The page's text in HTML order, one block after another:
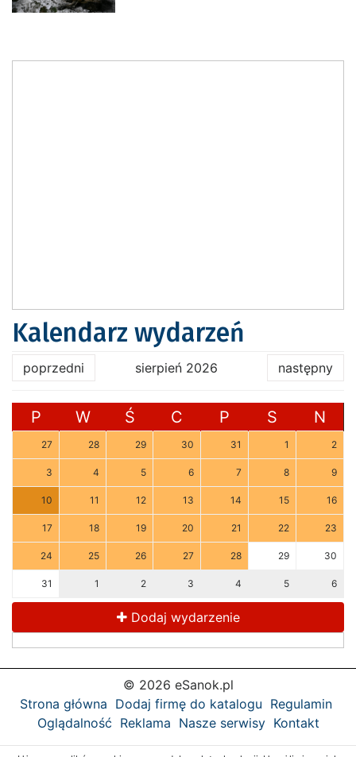
Kalendarz wydarzeń
poprzedni sierpień 2026 następny
P W Ś C P S N
27 28 29 30 31 1 2
3 4 5 6 7 8 9
10 11 12 13 14 15 16
17 18 19 20 21 22 23
24 25 26 27 28 29 30
31 1 2 3 4 5 6
Dodaj wydarzenie
© 2026 eSanok.pl
Strona główna Dodaj firmę do katalogu Regulamin
Oglądalność Reklama Nasze serwisy Kontakt